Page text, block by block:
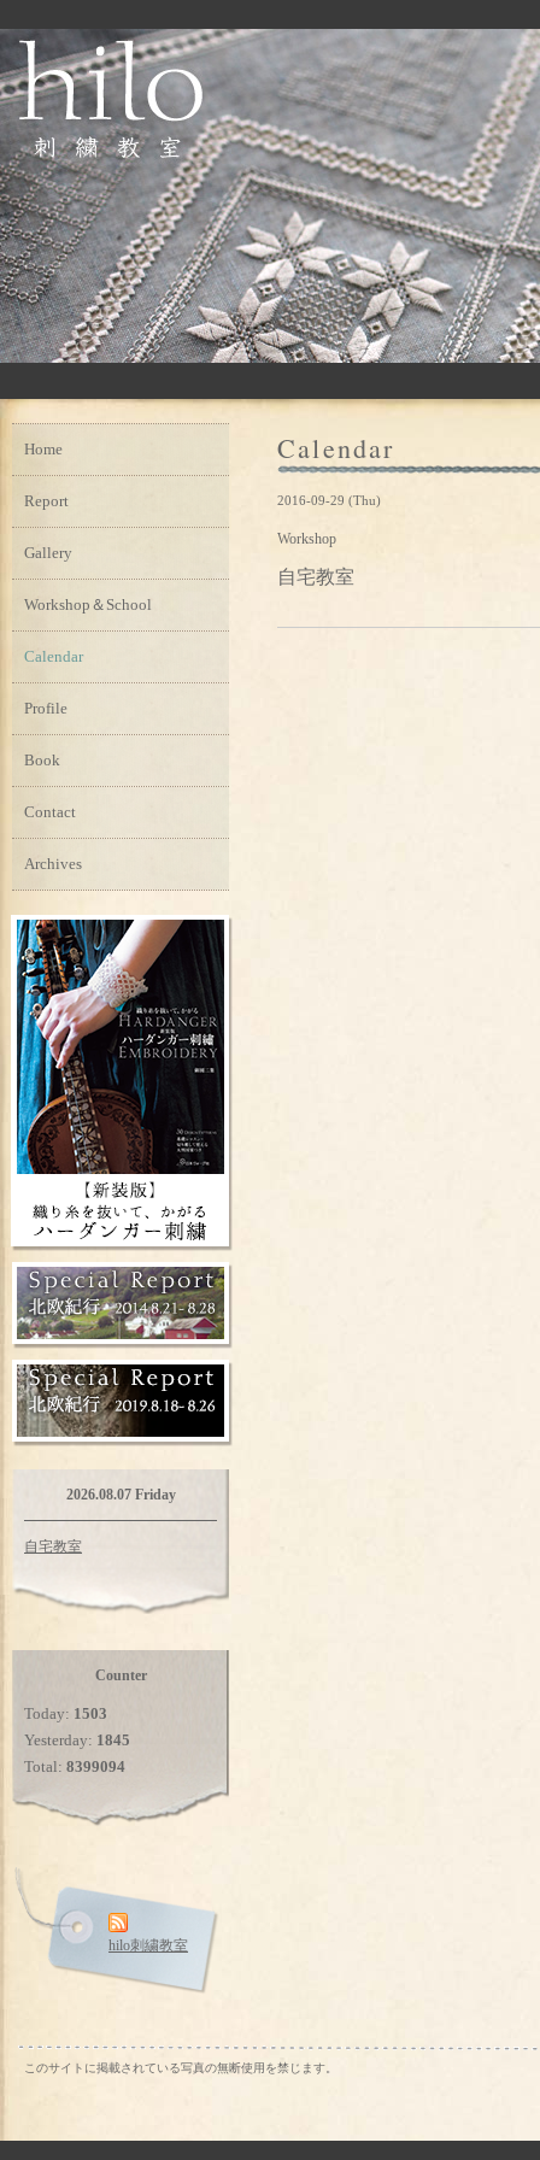
Calendar
2016-09-29 (Thu)
Workshop
自宅教室
Home
Report
Gallery
Workshop＆School
Calendar
Profile
Book
Contact
Archives
2026.08.07 Friday
自宅教室
Counter
Today: 1503
Yesterday: 1845
Total: 8399094
hilo刺繍教室
このサイトに掲載されている写真の無断使用を禁じます。